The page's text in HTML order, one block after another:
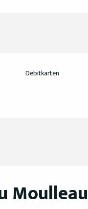
Debitkarten
Moulleau